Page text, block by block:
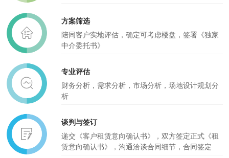
方案筛选
陪同客户实地评估，确定可考虑楼盘，签署《独家
中介委托书》
专业评估
财务分析，需求分析，市场分析，场地设计规划分
析
谈判与签订
递交《客户租赁意向确认书》，双方签定正式《租
赁意向确认书》，沟通洽谈合同细节，合同签定